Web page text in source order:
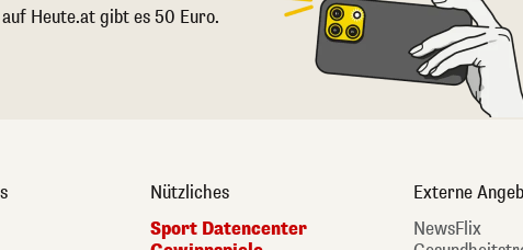
Heute.at gibt es 50 Euro.
Nützliches
Sport Datencenter
Externe
NewsFlix